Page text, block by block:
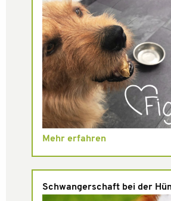
Mehr erfahren
Schwangerschaft bei der